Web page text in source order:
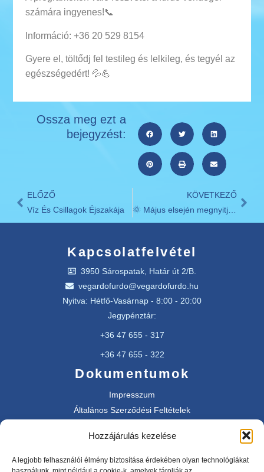
Hozzájárulás kezelése
A legjobb felhasználói élmény biztosítása érdekében olyan technológiákat
számára ingyenes!📞
Információ: +36 20 529 8154
Gyere el, töltődj fel testileg és lelkileg, és tegyél az
egészségedért! 💦💪
Ossza meg ezt a
bejegyzést:
ELŐZŐ
Víz És Csillagok Éjszakája
KÖVETKEZŐ
🌞 Május elsején megnyitjuk a szezont! 💦
Dokumentumok
Impresszum
Általános Szerződési Feltételek
SimplePay fizetési információ
Kapcsolatfelvétel
3950 Sárospatak, Határ út 2/B.
vegardofurdo@vegardofurdo.hu
Nyitva: Hétfő-Vasárnap - 8:00 - 20:00
Jegypénztár:
+36 47 655 - 317
+36 47 655 - 322